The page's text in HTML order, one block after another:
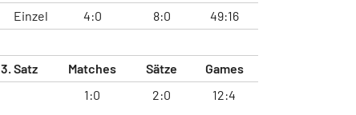
Einzel
4:0 8:0
49:16
3. Satz Matches Sätze Games
1:0 2:0 12:4